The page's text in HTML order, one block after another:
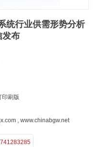
统行业供需形势分析
发布
印刷版
, www.chinabgw.net